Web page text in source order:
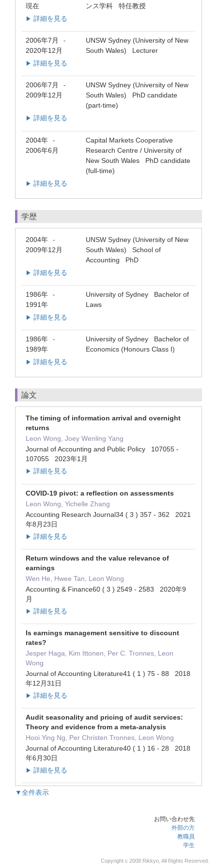
現在
ンス学科 特任教授
▶ 詳細を見る
2006年7月 -
2020年12月
UNSW Sydney (University of New
South Wales) Lecturer
▶ 詳細を見る
2006年7月 -
2009年12月
UNSW Sydney (University of New
South Wales) PhD candidate
(part-time)
▶ 詳細を見る
2004年 -
2006年6月
Capital Markets Cooperative
Research Centre / University of
New South Wales PhD candidate
(full-time)
▶ 詳細を見る
学歴
2004年 -
2009年12月
UNSW Sydney (University of New
South Wales) School of
Accounting PhD
▶ 詳細を見る
1986年 -
1991年
University of Sydney Bachelor of
Laws
▶ 詳細を見る
1986年 -
1989年
University of Sydney Bachelor of
Economics (Honours Class I)
▶ 詳細を見る
論文
The timing of information arrival and overnight
returns
Leon Wong, Joey Wenling Yang
Journal of Accounting and Public Policy 107055 -
107055 2023年1月
▶ 詳細を見る
COVID-19 pivot: a reflection on assessments
Leon Wong, Yichelle Zhang
Accounting Research Journal34 ( 3 ) 357 - 362 2021
年8月23日
▶ 詳細を見る
Return windows and the value relevance of
earnings
Wen He, Hwee Tan, Leon Wong
Accounting & Finance60 ( 3 ) 2549 - 2583 2020年9
月
▶ 詳細を見る
Is earnings management sensitive to discount
rates?
Jesper Haga, Kim Ittonen, Per C. Tronnes, Leon
Wong
Journal of Accounting Literature41 ( 1 ) 75 - 88 2018
年12月31日
▶ 詳細を見る
Audit seasonality and pricing of audit services:
Theory and evidence from a meta-analysis
Hooi Ying Ng, Per Christen Tronnes, Leon Wong
Journal of Accounting Literature40 ( 1 ) 16 - 28 2018
年6月30日
▶ 詳細を見る
▼全件表示
お問い合わせ先
外部の方
教職員
学生
Copyright c 2008 Rikkyo, All Rights Reserved.